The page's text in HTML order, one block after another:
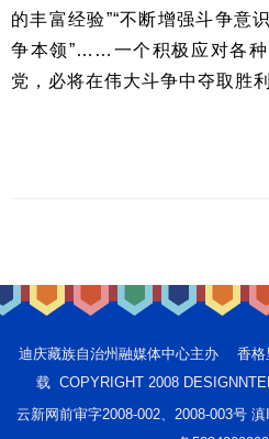
的丰富经验”“不断增强斗争意
争本领”……一个积极应对各
党，必将在伟大斗争中夺取胜
迪庆藏族自治州融媒体中心主办 香格
载 COPYRIGHT 2008
云新网前审字2008-002、2008-003号